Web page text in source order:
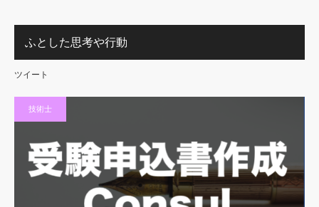
ふとした思考や行動
ツイート
技術士